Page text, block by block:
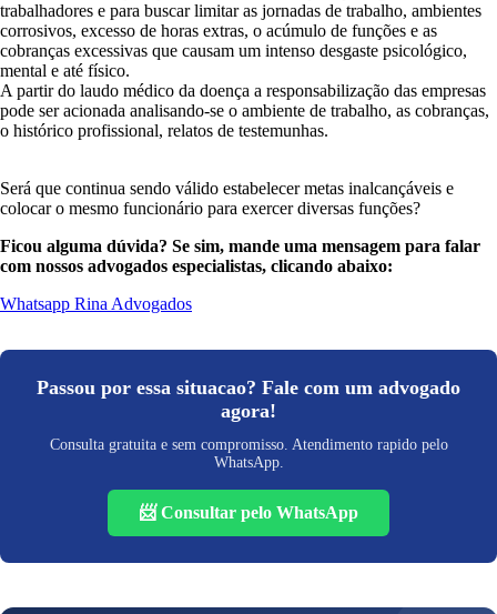
trabalhadores e para buscar limitar as jornadas de trabalho, ambientes
corrosivos, excesso de horas extras, o acúmulo de funções e as
cobranças excessivas que causam um intenso desgaste psicológico,
mental e até físico.
A partir do laudo médico da doença a responsabilização das empresas
pode ser acionada analisando-se o ambiente de trabalho, as cobranças,
o histórico profissional, relatos de testemunhas.
Será que continua sendo válido estabelecer metas inalcançáveis e
colocar o mesmo funcionário para exercer diversas funções?
Ficou alguma dúvida? Se sim, mande uma mensagem para falar
com nossos advogados especialistas, clicando abaixo:
Whatsapp Rina Advogados
Passou por essa situacao? Fale com um advogado
agora!
Consulta gratuita e sem compromisso. Atendimento rapido pelo
WhatsApp.
📨 Consultar pelo WhatsApp